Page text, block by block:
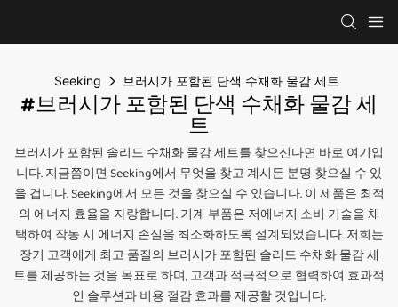
Seeking 브러시가 포함된 단색 수채화 물감 세트
#브러시가 포함된 단색 수채화 물감 세
트
브러시가 포함된 솔리드 수채화 물감 세트를 찾으신다면 바로 여기입
니다. 지금쯤이면 Seeking에서 무엇을 찾고 계시든 분명 찾으실 수 있
을 겁니다. Seeking에서 모든 것을 찾으실 수 있습니다. 이 제품은 최적
의 에너지 효율을 자랑합니다. 기계 부품은 저에너지 소비 기술을 채
택하여 작동 시 에너지 손실을 최소화하도록 설계되었습니다. 저희는
장기 고객에게 최고 품질의 브러시가 포함된 솔리드 수채화 물감 세
트를 제공하는 것을 목표로 하며, 고객과 적극적으로 협력하여 효과적
인 솔루션과 비용 절감 효과를 제공할 것입니다.